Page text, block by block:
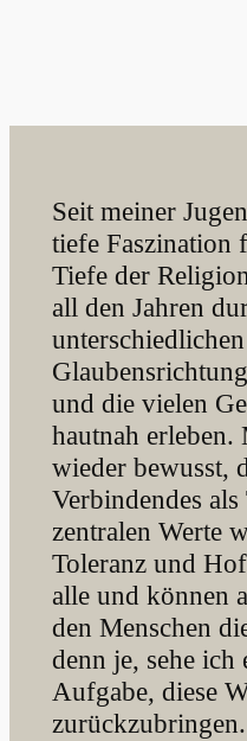
Seit meiner
tiefe Faszination
Tiefe der
all den Jahren
und die vielen
hautnah
wieder bewusst,
Verbindendes
zentralen Werte
Toleranz und
alle und können
den Menschen
denn je, sehe ich
Aufgabe, diese
zurückzubringen.